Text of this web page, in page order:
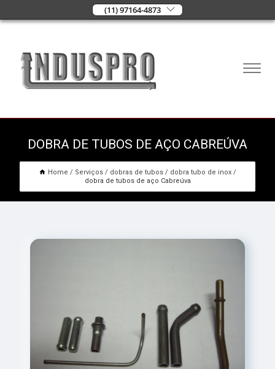
(11) 97164-4873
DOBRA DE TUBOS DE AÇO CABREÚVA
Home Serviços dobras de tubos
dobra tubo de inox
dobra de tubos de aço Cabreúva